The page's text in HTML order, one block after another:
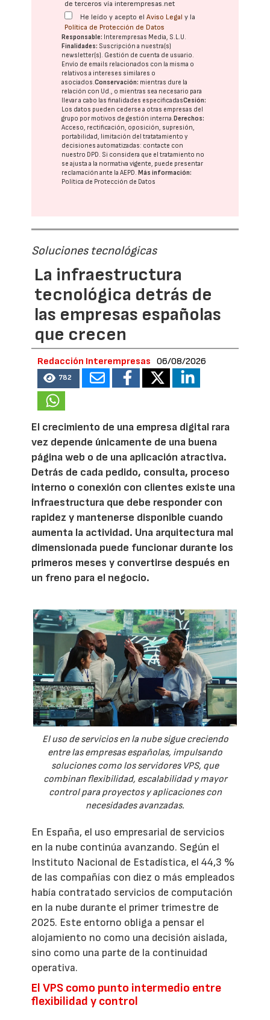
de terceros vía interempresas.net
He leído y acepto elAviso Legal y la
Política de Protección de Datos
Responsable: Interempresas Media, S.L.U.
Finalidades: Suscripción a nuestra(s)
newsletter(s). Gestión de cuenta de usuario.
Envío de emails relacionados con la misma o
relativos a intereses similares o
asociados.Conservación: mientras dure la
relación con Ud., o mientras sea necesario para
llevar a cabo las finalidades especificadasCesión:
Los datos pueden cederse a otras empresas del
grupo por motivos de gestión interna. Derechos:
Acceso, rectificación, oposición, supresión,
portabilidad, limitación del tratatamiento y
decisiones automatizadas: contacte con
nuestro DPD. Si considera que el tratamiento no
se ajusta a la normativa vigente, puede presentar
reclamación ante laAEPD. Más información:
Política de Protección de Datos
Soluciones tecnológicas
La infraestructura
tecnológica detrás de
las empresas españolas
que crecen
Redacción Interempresas 06/08/2026
782
El crecimiento de una empresa digital rara
vez depende únicamente de una buena
página web o de una aplicación atractiva.
Detrás de cada pedido, consulta, proceso
interno o conexión con clientes existe una
infraestructura que debe responder con
rapidez y mantenerse disponible cuando
aumenta la actividad. Una arquitectura mal
dimensionada puede funcionar durante los
primeros meses y convertirse después en
un freno para el negocio.
El uso de servicios en la nube sigue creciendo
entre las empresas españolas, impulsando
soluciones como los servidores VPS, que
combinan flexibilidad, escalabilidad y mayor
control para proyectos y aplicaciones con
necesidades avanzadas.
En España, el uso empresarial de servicios
en la nube continúa avanzando. Según el
Instituto Nacional de Estadística, el 44,3 %
de las compañías con diez o más empleados
había contratado servicios de computación
en la nube durante el primer trimestre de
2025. Este entorno obliga a pensar el
alojamiento no como una decisión aislada,
sino como una parte de la continuidad
operativa.
El VPS como punto intermedio entre
flexibilidad y control